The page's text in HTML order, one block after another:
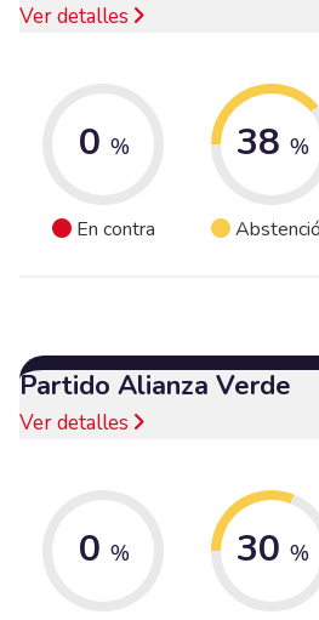
Ver detalles
0 %
En contra
38 %
Partido Alianza Verde
Ver detalles
0 % 30 %